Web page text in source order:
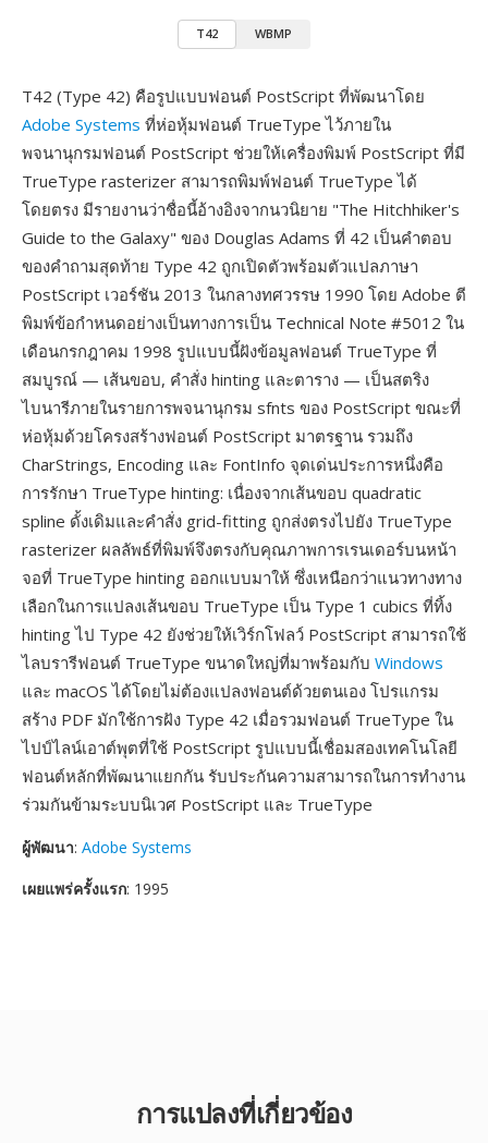
T42 WBMP
T42 (Type 42) คือรูปแบบฟอนต์ PostScript ที่พัฒนาโดย
Adobe Systems ที่ห่อหุ้มฟอนต์ TrueType ไว้ภายใน
พจนานุกรมฟอนต์ PostScript ช่วยให้เครื่องพิมพ์ PostScript ที่มี
TrueType rasterizer สามารถพิมพ์ฟอนต์ TrueType ได้
โดยตรง มีรายงานว่าชื่อนี้อ้างอิงจากนวนิยาย "The Hitchhiker's
Guide to the Galaxy" ของ Douglas Adams ที่ 42 เป็นคำตอบ
ของคำถามสุดท้าย Type 42 ถูกเปิดตัวพร้อมตัวแปลภาษา
PostScript เวอร์ชัน 2013 ในกลางทศวรรษ 1990 โดย Adobe ตี
พิมพ์ข้อกำหนดอย่างเป็นทางการเป็น Technical Note #5012 ใน
เดือนกรกฎาคม 1998 รูปแบบนี้ฝังข้อมูลฟอนต์ TrueType ที่
สมบูรณ์ — เส้นขอบ, คำสั่ง hinting และตาราง — เป็นสตริง
ไบนารีภายในรายการพจนานุกรม sfnts ของ PostScript ขณะที่
ห่อหุ้มด้วยโครงสร้างฟอนต์ PostScript มาตรฐาน รวมถึง
CharStrings, Encoding และ FontInfo จุดเด่นประการหนึ่งคือ
การรักษา TrueType hinting: เนื่องจากเส้นขอบ quadratic
spline ดั้งเดิมและคำสั่ง grid-fitting ถูกส่งตรงไปยัง TrueType
rasterizer ผลลัพธ์ที่พิมพ์จึงตรงกับคุณภาพการเรนเดอร์บนหน้า
จอที่ TrueType hinting ออกแบบมาให้ ซึ่งเหนือกว่าแนวทางทาง
เลือกในการแปลงเส้นขอบ TrueType เป็น Type 1 cubics ที่ทิ้ง
hinting ไป Type 42 ยังช่วยให้เวิร์กโฟลว์ PostScript สามารถใช้
ไลบรารีฟอนต์ TrueType ขนาดใหญ่ที่มาพร้อมกับ Windows
และ macOS ได้โดยไม่ต้องแปลงฟอนต์ด้วยตนเอง โปรแกรม
สร้าง PDF มักใช้การฝัง Type 42 เมื่อรวมฟอนต์ TrueType ใน
ไปป์ไลน์เอาต์พุตที่ใช้ PostScript รูปแบบนี้เชื่อมสองเทคโนโลยี
ฟอนต์หลักที่พัฒนาแยกกัน รับประกันความสามารถในการทำงาน
ร่วมกันข้ามระบบนิเวศ PostScript และ TrueType
ผู้พัฒนา: Adobe Systems
เผยแพร่ครั้งแรก: 1995
การแปลงที่เกี่ยวข้อง